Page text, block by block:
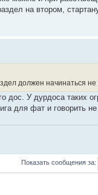
на втором,
должен начинаться
дос. У дурдоса таких
для фат и говорить
Показать сообщения за: